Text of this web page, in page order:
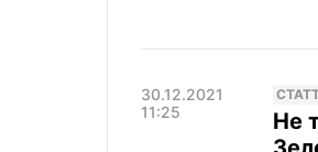
30.12.2021
11:25
Не